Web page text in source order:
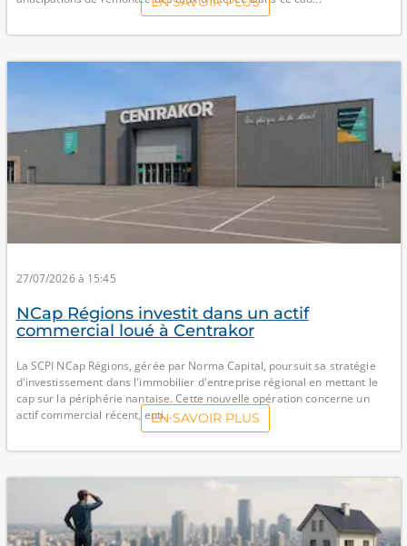
27/07/2026 à 15:45
NCap Régions investit dans un actif
commercial loué à Centrakor
La SCPI NCap Régions, gérée par Norma Capital, poursuit sa stratégie
d'investissement dans l'immobilier d'entreprise régional en mettant le
cap sur la périphérie nantaise. Cette nouvelle opération concerne un
actif commercial récent, enti...EN SAVOIR PLUS